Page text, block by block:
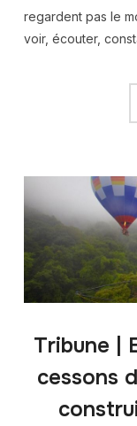
regardent pas le
voir, écouter,
Tribune |
cessons